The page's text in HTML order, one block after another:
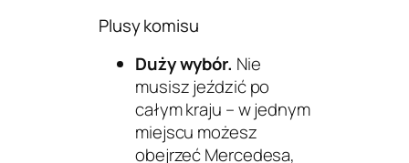
Plusy komisu
Duży wybór. Nie
musisz jeździć po
całym kraju – w jednym
miejscu możesz
obejrzeć Mercedesa,